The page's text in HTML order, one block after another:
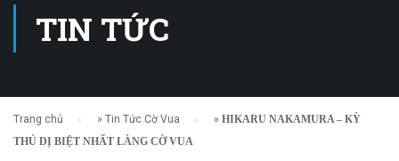
TIN TỨC
Trang chủ » Tin Tức Cờ Vua » HIKARU NAKAMURA – KỲ
THỦ DỊ BIỆT NHẤT LÀNG CỜ VUA